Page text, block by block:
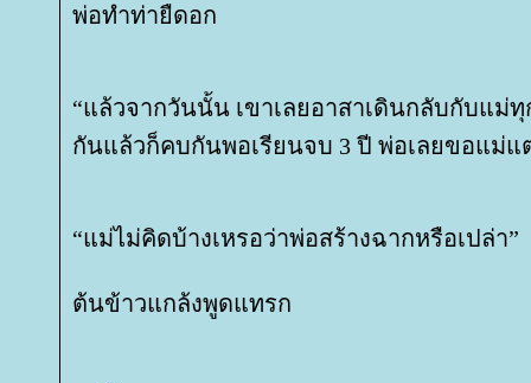
พ่อทำท่ายืดอก
“แล้วจากวันนั้น เขาเลยอาสาเดินกลับกับแม่ทุ
กันแล้วก็คบกันพอเรียนจบ 3 ปี พ่อเลยขอแม่แ
“แม่ไม่คิดบ้างเหรอว่าพ่อสร้างฉากหรือเปล่า”
ต้นข้าวแกล้งพูดแทรก